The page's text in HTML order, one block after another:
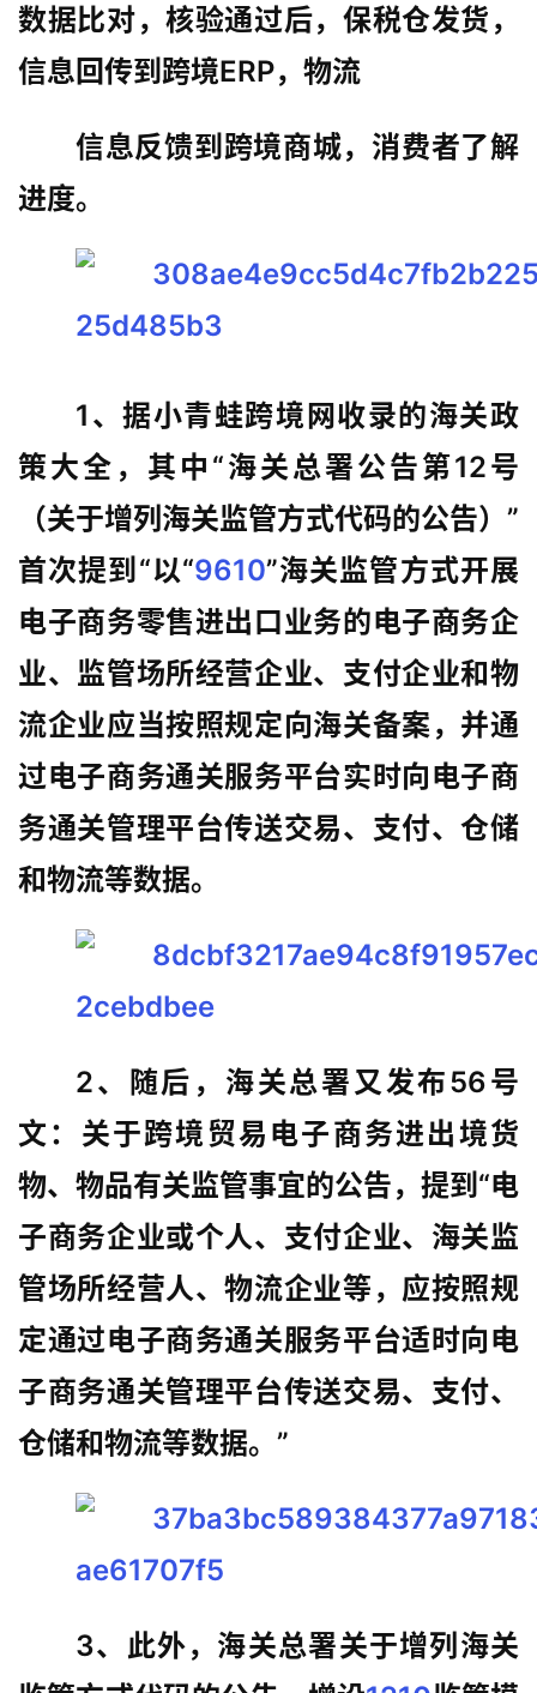
跨
境
库
百
科
网
址
大
全
热
问
数据比对，核验通过后，保税仓发货，
信息回传到跨境ERP，物流
信息反馈到跨境商城，消费者了解
进度。
1、据小青蛙跨境网收录的海关政
策大全，其中“海关总署公告第12号
（关于增列海关监管方式代码的公告）”
首次提到“以“9610”海关监管方式开展
电子商务零售进出口业务的电子商务企
业、监管场所经营企业、支付企业和物
流企业应当按照规定向海关备案，并通
过电子商务通关服务平台实时向电子商
务通关管理平台传送交易、支付、仓储
和物流等数据。
2、随后，海关总署又发布56号
文：关于跨境贸易电子商务进出境货
物、物品有关监管事宜的公告，提到“电
子商务企业或个人、支付企业、海关监
管场所经营人、物流企业等，应按照规
定通过电子商务通关服务平台适时向电
子商务通关管理平台传送交易、支付、
仓储和物流等数据。”
3、此外，海关总署关于增列海关